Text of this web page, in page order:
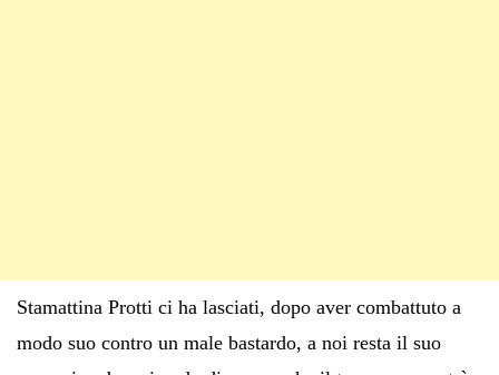
Stamattina Protti ci ha lasciati, dopo aver combattuto a
modo suo contro un male bastardo, a noi resta il suo